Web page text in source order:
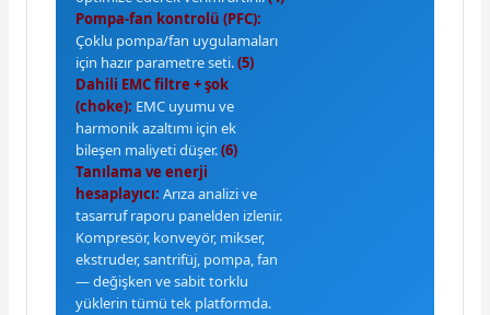
Pompa-fan kontrolü (PFC):
Çoklu pompa/fan uygulamaları
için hazır parametre seti.(5)
Dahili EMC filtre + şok
(choke): EMC uyumu ve
harmonik azaltımı için ek
bileşen maliyeti düşer.(6)
Tanılama ve enerji
hesaplayıcı: Arıza analizi ve
tasarruf raporu panelden izlenir.
Kompresör, konveyör, mikser,
ekstruder, santrifüj, pompa, fan
— değişken ve sabit torklu
yüklerin tümü tek platformda.